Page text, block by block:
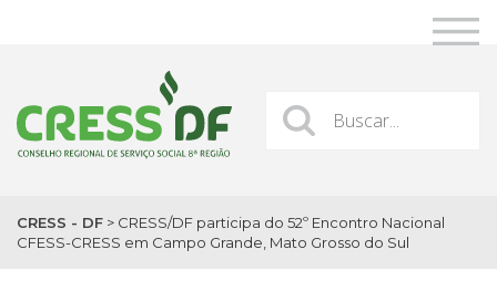
CRESS - DF > CRESS/DF participa do 52º Encontro Nacional
CFESS-CRESS em Campo Grande, Mato Grosso do Sul